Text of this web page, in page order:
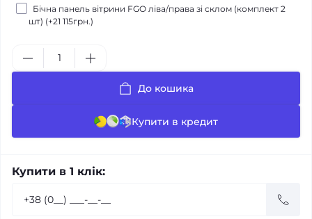
Бічна панель вітрини FGO ліва/права зі склом (комплект 2
шт) (+21 115грн.)
До кошика
Купити в кредит
Купити в 1 клік: